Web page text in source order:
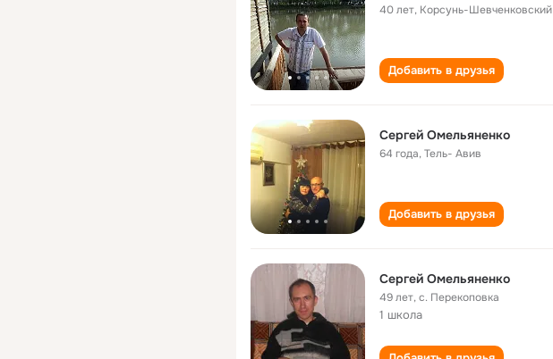
40 лет, Корсунь-Шевченковский
Добавить в друзья
Сергей Омельяненко
64 года,Тель- Авив
Добавить в друзья
Сергей Омельяненко
49 лет,с. Перекоповка
1 школа